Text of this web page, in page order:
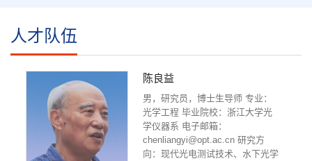
人才队伍
陈良益
男，研究员，博士生导师 专业：
光学工程 毕业院校：浙江大学光
学仪器系 电子邮箱：
chenliangyi@opt.ac.cn 研究方
向：现代光电测试技术、水下光学